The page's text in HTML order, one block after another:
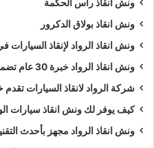
ونش انقاذ راس الحكمة
ونش انقاذ بولاق الدكرور
ونش انقاذ الرواد لإنقاذ
ونش انقاذ الرواد خبرة 30 عام تضمن لك خدمة مميزة
شركة الرواد لانقاذ السيارات
كيف يوفر لك ونش انقاذ سيارات
ونش انقاذ الرواد مجهز بأحدث